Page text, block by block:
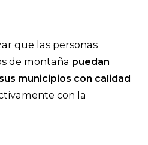
que las personas
de montaña puedan
municipios con calidad
con la